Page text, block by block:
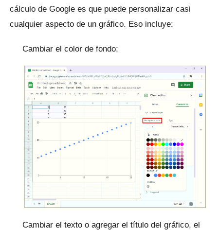
cálculo de Google es que puede personalizar casi
cualquier aspecto de un gráfico. Eso incluye:
Cambiar el color de fondo;
Cambiar el texto o agregar el título del gráfico, el